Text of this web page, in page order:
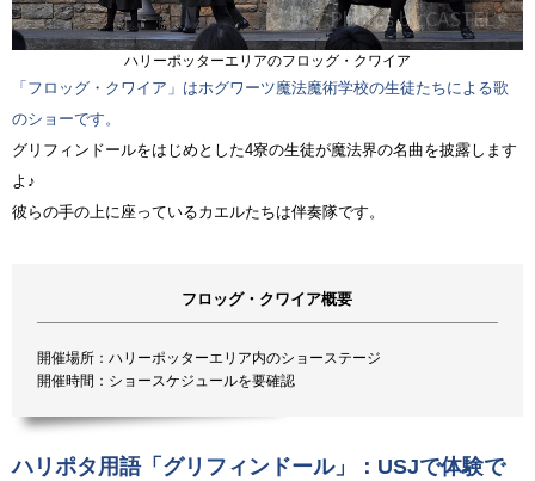
ハリーポッターエリアのフロッグ・クワイア
「フロッグ・クワイア」はホグワーツ魔法魔術学校の生徒たちによる歌
のショーです。
グリフィンドールをはじめとした4寮の生徒が魔法界の名曲を披露します
よ♪
彼らの手の上に座っているカエルたちは伴奏隊です。
フロッグ・クワイア概要
開催場所：ハリーポッターエリア内のショーステージ
開催時間：ショースケジュールを要確認
ハリポタ用語「グリフィンドール」：USJで体験で